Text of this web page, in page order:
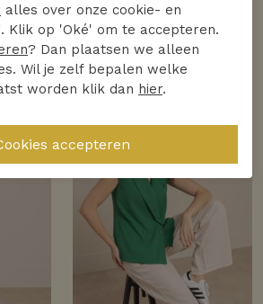
alles over onze cookie- en
Klik op 'Oké' om te accepteren.
? Dan plaatsen we alleen
Wil je zelf bepalen welke
worden klik dan hier.